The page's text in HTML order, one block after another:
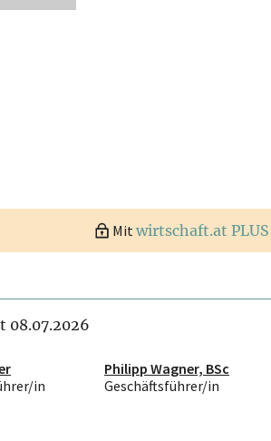
Mitwirtschaft.at PLUS
08.07.2026
in
Philipp Wagner, BSc
Geschäftsführer/in